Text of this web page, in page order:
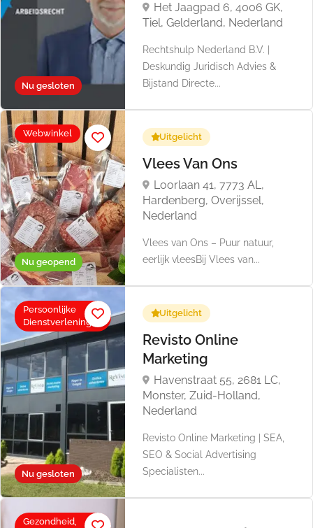
Nu gesloten
Het Jaagpad 6, 4006 GK,
Tiel, Gelderland, Nederland
Rechtshulp Nederland B.V. |
Deskundig Juridisch Advies &
Bijstand Directe...
Nu geopend
Webwinkel Uitgelicht
Vlees Van Ons
Loorlaan 41, 7773 AL,
Hardenberg, Overijssel,
Nederland
Vlees van Ons – Puur natuur,
eerlijk vleesBij Vlees van...
Nu gesloten
Persoonlijke
Dienstverlening
Uitgelicht
Revisto Online
Marketing
Havenstraat 55, 2681 LC,
Monster, Zuid-Holland,
Nederland
Revisto Online Marketing | SEA,
SEO & Social Advertising
Specialisten...
Gezondheid,